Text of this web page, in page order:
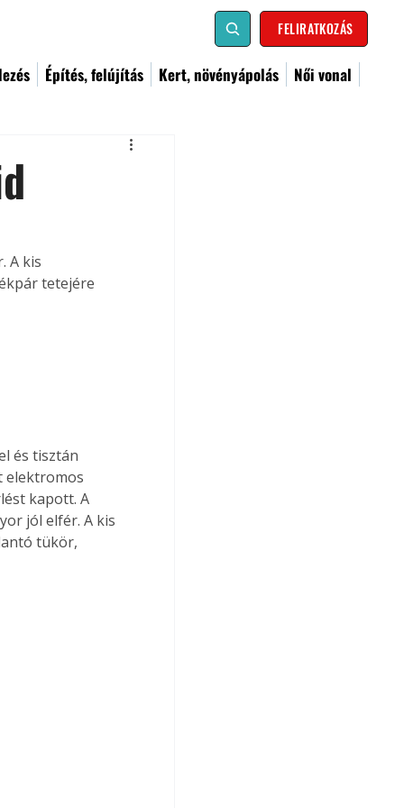
FELIRATKOZÁS
Építés, felújítás Kert, növényápolás Női vonal
A kis
tetejére
és tisztán
elektromos
kapott. A
jól elfér. A kis
tükör,